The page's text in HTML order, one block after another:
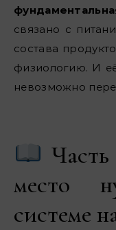
связано с
состава
физиологию. И
невозможно
место
системе